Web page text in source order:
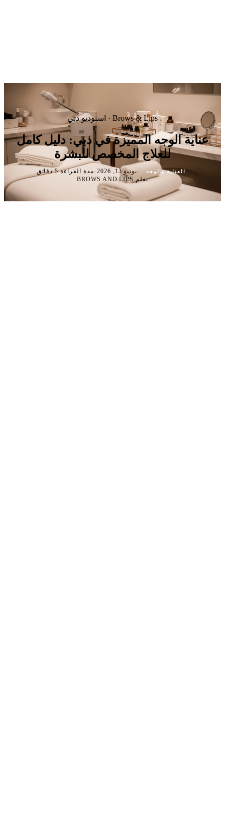
Brows & Lips · استوديو دبي
عناية الوجه المميزة في دبي: دليل كامل
للعلاج المخصص للبشرة
العناية بالوجه ·يونيو 13, 2026 ·مدة القراءة 5 دقائق ·
بقلم BROWS AND LIPS